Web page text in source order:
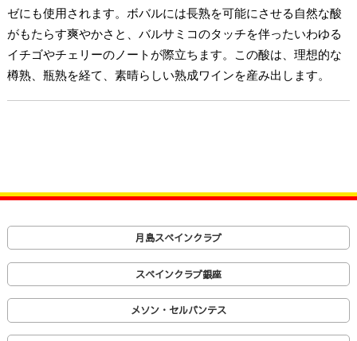
ゼにも使用されます。ボバルには長熟を可能にさせる自然な酸
がもたらす爽やかさと、バルサミコのタッチを伴ったいわゆる
イチゴやチェリーのノートが際立ちます。この酸は、理想的な
樽熟、瓶熟を経て、素晴らしい熟成ワインを産み出します。
月島スペインクラブ
スペインクラブ銀座
メソン・セルバンテス